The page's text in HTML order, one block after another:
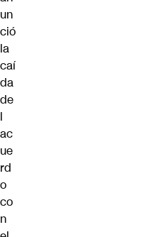
un
ció
la
caí
da
de
l
ac
ue
rd
o
co
n